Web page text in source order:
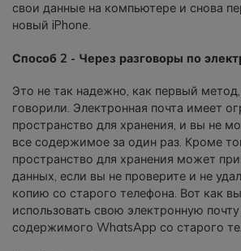
свои данные на компьютере и снова
новый iPhone.
Способ 2 - Через разговоры по
Это не так надежно, как первый
говорили. Электронная почта имеет
пространство для хранения, и вы не
все содержимое за один раз. Кроме
пространство для хранения может
данных, если вы не проверите и не
копию со старого телефона. Вот как
использовать свою электронную
содержимого WhatsApp со старого